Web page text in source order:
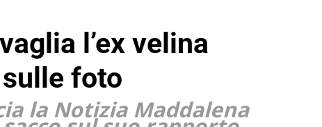
l’ex velina
foto
la Notizia Maddalena